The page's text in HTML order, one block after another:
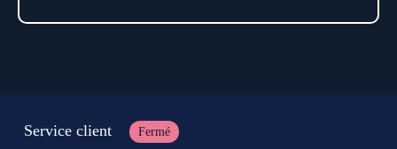
Service client Fermé